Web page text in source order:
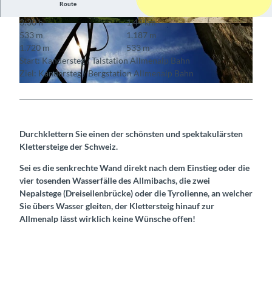
© Berne Rando, Berner Wanderwege © allmenalp.ch
Route
3:30 h
1,44 km
533 m
1.187 m
1.720 m
533 m
Start: Kandersteg / Talstation Allmenalp Bahn
Ziel: Kandersteg / Bergstation Allmenalp Bahn
Durchklettern Sie einen der schönsten und spektakulärsten
Klettersteige der Schweiz.
Sei es die senkrechte Wand direkt nach dem Einstieg oder die
vier tosenden Wasserfälle des Allmibachs, die zwei
Nepalstege (Dreiseilenbrücke) oder die Tyrolienne, an welcher
Sie übers Wasser gleiten, der Klettersteig hinauf zur
Allmenalp lässt wirklich keine Wünsche offen!